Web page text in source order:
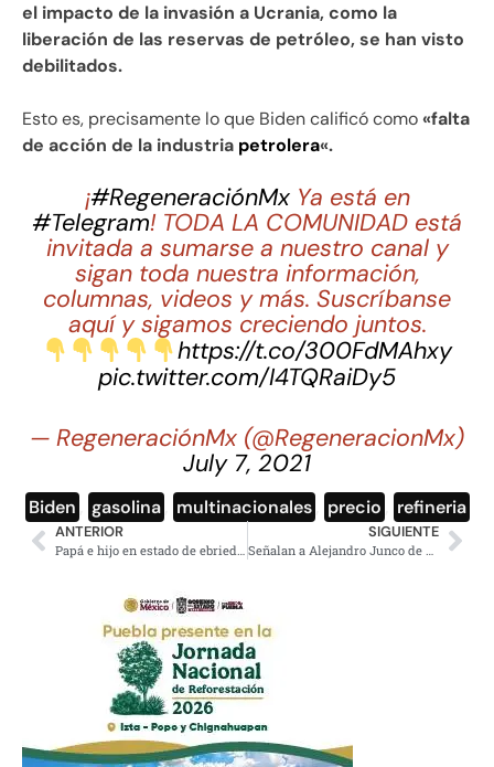
el impacto de la invasión a Ucrania, como la
liberación de las reservas de petróleo, se han visto
debilitados.
Esto es, precisamente lo que Biden calificó como«falta
de acción de la industria petrolera«.
¡#RegeneraciónMxYa está en
#Telegram! TODA LA COMUNIDAD está
invitada a sumarse a nuestro canal y
sigan toda nuestra información,
columnas, videos y más. Suscríbanse
aquí y sigamos creciendo juntos.
https://t.co/300FdMAhxy
pic.twitter.com/I4TQRaiDy5
— RegeneraciónMx (@RegeneracionMx)
July 7, 2021
Biden gasolina multinacionales precio refineria
ANTERIOR
Papá e hijo en estado de ebriedad chocan camioneta en restaurante de Q.Roo
SIGUIENTE
Señalan a Alejandro Junco de Grupo Reforma por huachicoleo de agua